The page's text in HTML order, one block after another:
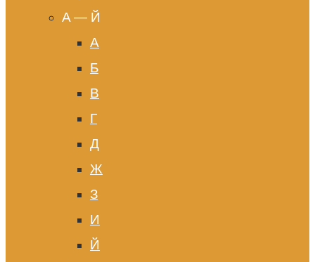
A — Й
А
Б
В
Г
Д
Ж
З
И
Й